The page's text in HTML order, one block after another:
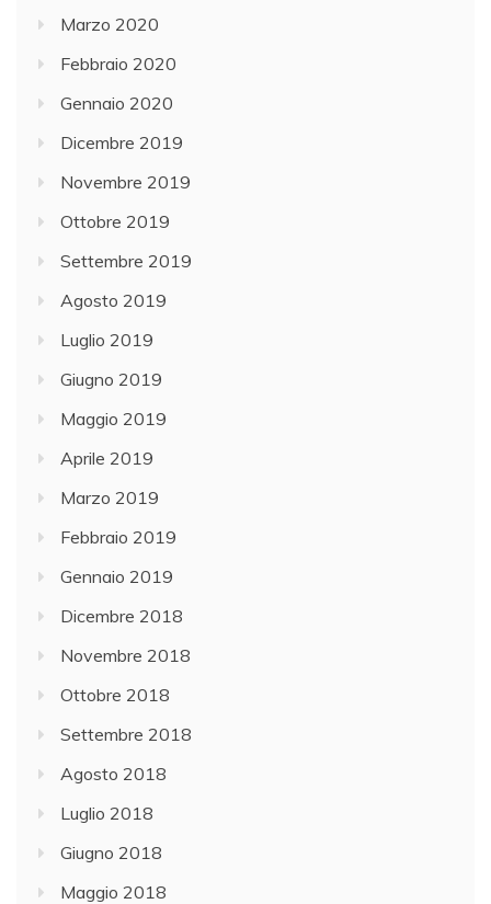
Marzo 2020
Febbraio 2020
Gennaio 2020
Dicembre 2019
Novembre 2019
Ottobre 2019
Settembre 2019
Agosto 2019
Luglio 2019
Giugno 2019
Maggio 2019
Aprile 2019
Marzo 2019
Febbraio 2019
Gennaio 2019
Dicembre 2018
Novembre 2018
Ottobre 2018
Settembre 2018
Agosto 2018
Luglio 2018
Giugno 2018
Maggio 2018